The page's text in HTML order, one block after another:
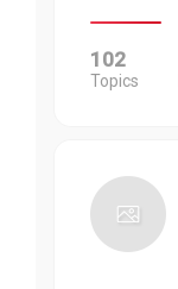
102
Topics